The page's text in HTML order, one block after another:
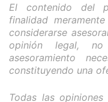
El contenido del
finalidad
considerarse
opinión legal, no
asesoramiento
constituyendo una
Todas las